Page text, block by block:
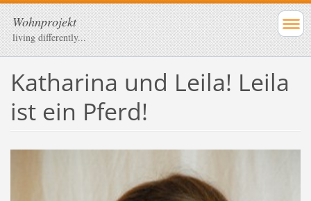
Wohnprojekt
living differently...
Katharina und Leila! Leila
ist ein Pferd!